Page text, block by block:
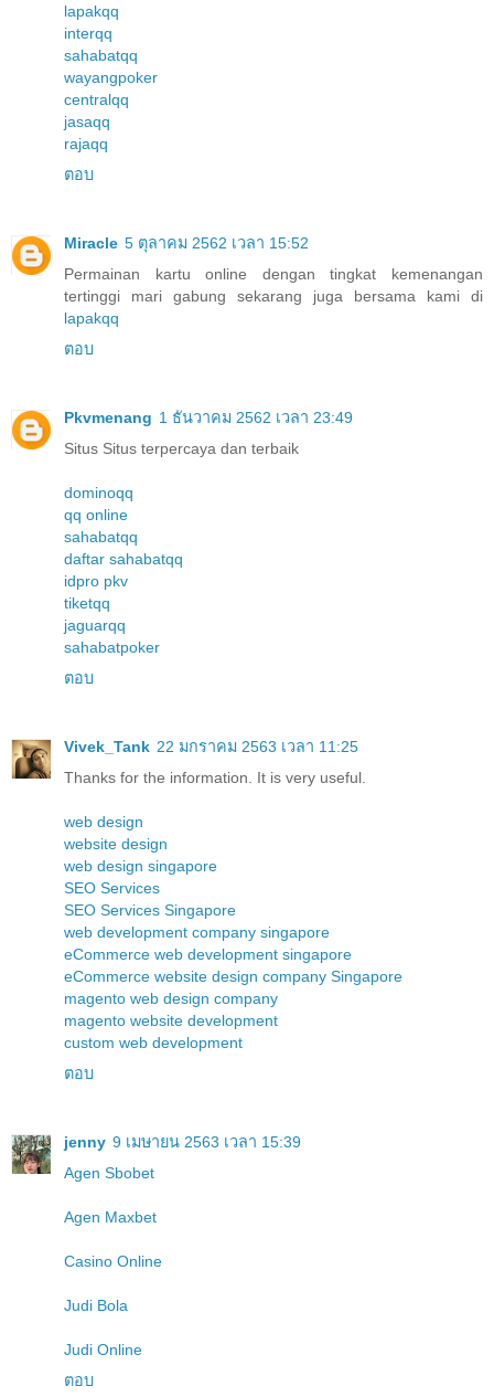
lapakqq
interqq
sahabatqq
wayangpoker
centralqq
jasaqq
rajaqq
ตอบ
Miracle 5 ตุลาคม 2562 เวลา 15:52
Permainan kartu online dengan tingkat kemenangan
tertinggi mari gabung sekarang juga bersama kami di
lapakqq
ตอบ
Pkvmenang 1 ธันวาคม 2562 เวลา 23:49
Situs Situs terpercaya dan terbaik
dominoqq
qq online
sahabatqq
daftar sahabatqq
idpro pkv
tiketqq
jaguarqq
sahabatpoker
ตอบ
Vivek_Tank 22 มกราคม 2563 เวลา 11:25
Thanks for the information. It is very useful.
web design
website design
web design singapore
SEO Services
SEO Services Singapore
web development company singapore
eCommerce web development singapore
eCommerce website design company Singapore
magento web design company
magento website development
custom web development
ตอบ
jenny 9 เมษายน 2563 เวลา 15:39
Agen Sbobet
Agen Maxbet
Casino Online
Judi Bola
Judi Online
ตอบ